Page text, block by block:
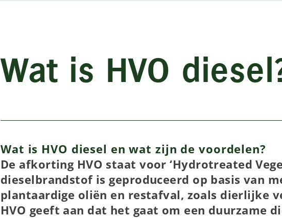
Wat is HVO
Wat is HVO diesel en wat zijn de voordelen?
De afkorting HVO staat voor ‘Hydrotreated
dieselbrandstof is geproduceerd op basis van
plantaardige oliën en restafval, zoals dierlijke
HVO geeft aan dat het gaat om een duurzame